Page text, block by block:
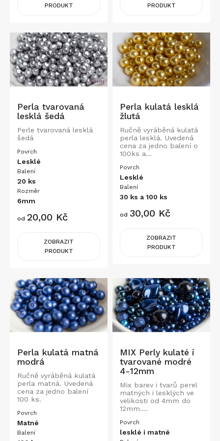
PRODUKT PRODUKT
Perla tvarovaná
lesklá šedá
Perle tvarovaná lesklá
šedá
Povrch
Lesklé
Balení
20 ks
Rozměr
6mm
Cena
od 20,00 Kč
ZOBRAZIT
PRODUKT
Perla kulatá lesklá
žlutá
Ručně vyráběná kulatá
perla lesklá. Uvedená
cena za jedno balení o
100ks a...
Povrch
Lesklé
Balení
30 ks a 100 ks
Cena
od 30,00 Kč
ZOBRAZIT
PRODUKT
Perla kulatá matná
modrá
Ručně vyráběná kulatá
perla matná. Uvedená
cena za jedno balení
100 ks.
Povrch
Matné
Balení
MIX Perly kulaté i
tvarované modré
4-12mm
Mix barev i tvarů perel
matných i lesklých ve
velikosti od 4mm do
12mm....
Povrch
lesklé i matné